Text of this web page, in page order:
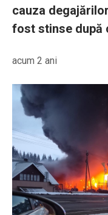
cauza
fost stinse după
acum 2 ani